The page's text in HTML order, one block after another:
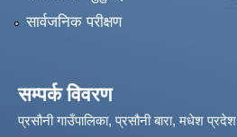
सार्वजनिक परीक्षण
सम्पर्क विवरण
प्रसौनी गाउँपालिका, प्रसौनी बारा, मधेश प्रदेश